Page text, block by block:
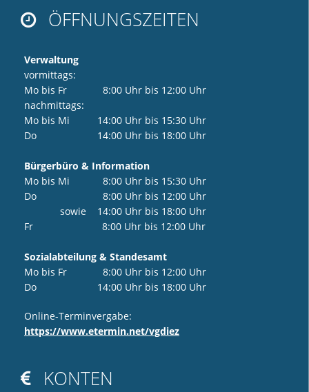
 ÖFFNUNGSZEITEN
Verwaltung
vormittags:
Mo bis Fr 8:00 Uhr bis 12:00 Uhr
nachmittags:
Mo bis Mi 14:00 Uhr bis 15:30 Uhr
Do 14:00 Uhr bis 18:00 Uhr
Bürgerbüro & Information
Mo bis Mi 8:00 Uhr bis 15:30 Uhr
Do 8:00 Uhr bis 12:00 Uhr
sowie 14:00 Uhr bis 18:00 Uhr
Fr 8:00 Uhr bis 12:00 Uhr
Sozialabteilung & Standesamt
Mo bis Fr 8:00 Uhr bis 12:00 Uhr
Do 14:00 Uhr bis 18:00 Uhr
Online-Terminvergabe:
https://www.etermin.net/vgdiez
 KONTEN